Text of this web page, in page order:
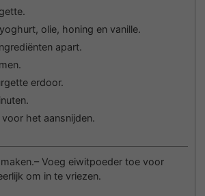
olie, honing en vanille.
apart.
erdoor.
het aansnijden.
– Voeg eiwitpoeder toe voor
om in te vriezen.